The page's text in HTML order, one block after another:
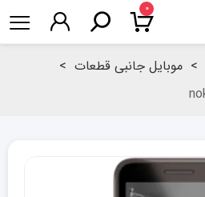
۰
> موبایل جانبی قطعات >